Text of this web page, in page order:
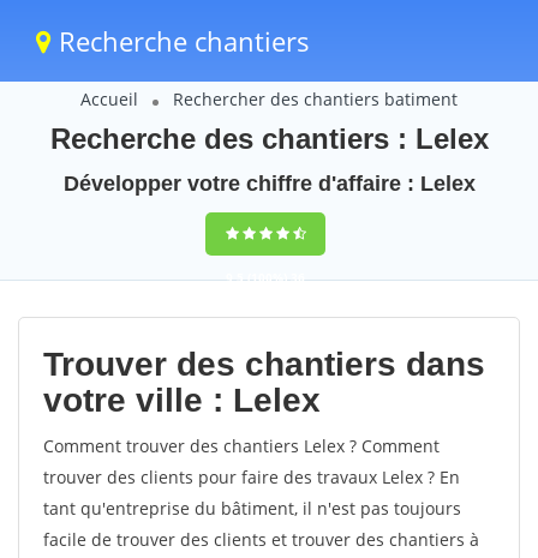
Recherche chantiers
Accueil Rechercher des chantiers batiment
Recherche des chantiers : Lelex
Développer votre chiffre d'affaire : Lelex
9,5(100%)36
votes
Trouver des chantiers dans
votre ville : Lelex
Comment trouver des chantiers Lelex ? Comment
trouver des clients pour faire des travaux Lelex ? En
tant qu'entreprise du bâtiment, il n'est pas toujours
facile de trouver des clients et trouver des chantiers à